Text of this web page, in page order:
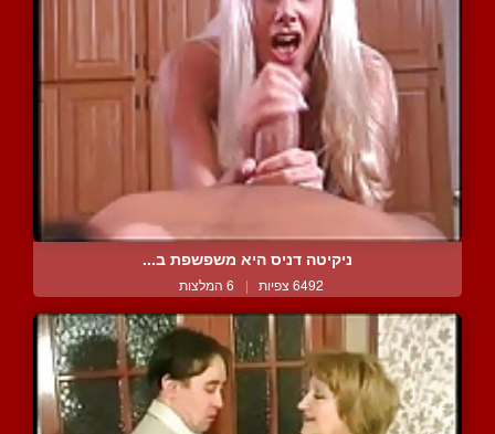
ניקיטה דניס היא משפשפת ב...
6492 צפיות | 6 המלצות